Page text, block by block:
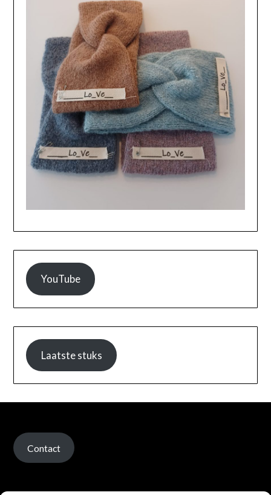
YouTube
Laatste stuks
Contact